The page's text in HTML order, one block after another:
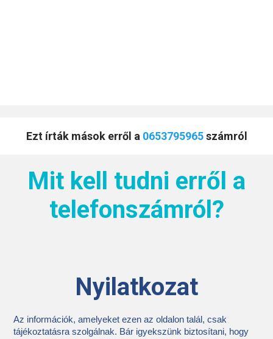
Ezt írták mások erről a 0653795965számról
Mit kell tudni erről a
telefonszámról?
Nyilatkozat
Az információk, amelyeket ezen az oldalon talál, csak
tájékoztatásra szolgálnak. Bár igyekszünk biztosítani, hogy